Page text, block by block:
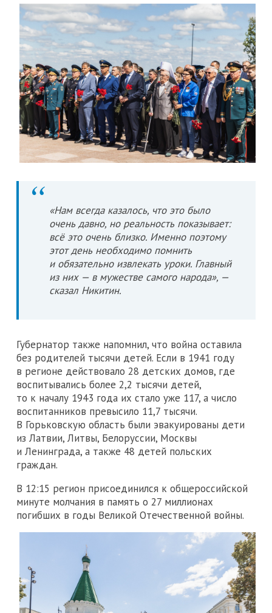
«Нам всегда казалось, что это было
очень давно, но реальность показывает:
всё это очень близко. Именно поэтому
этот день необходимо помнить
и обязательно извлекать уроки. Главный
из них — в мужестве самого народа», —
сказал Никитин.
Губернатор также напомнил, что война оставила
без родителей тысячи детей. Если в 1941 году
в регионе действовало 28 детских домов, где
воспитывались более 2,2 тысячи детей,
то к началу 1943 года их стало уже 117, а число
воспитанников превысило 11,7 тысячи.
В Горьковскую область были эвакуированы дети
из Латвии, Литвы, Белоруссии, Москвы
и Ленинграда, а также 48 детей польских
граждан.
В 12:15 регион присоединился к общероссийской
минуте молчания в память о 27 миллионах
погибших в годы Великой Отечественной войны.